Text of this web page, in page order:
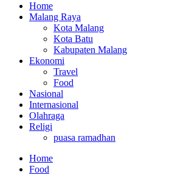
Home
Malang Raya
Kota Malang
Kota Batu
Kabupaten Malang
Ekonomi
Travel
Food
Nasional
Internasional
Olahraga
Religi
puasa ramadhan
Home
Food